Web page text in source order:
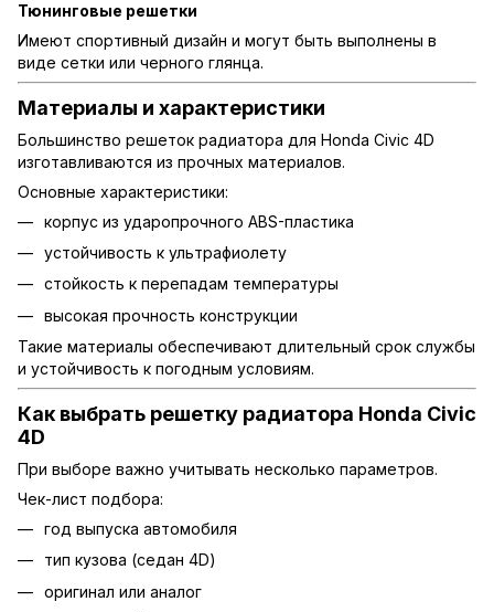
Тюнинговые решетки
Имеют спортивный дизайн и могут быть выполнены в
виде сетки или черного глянца.
Материалы и характеристики
Большинство решеток радиатора для Honda Civic 4D
изготавливаются из прочных материалов.
Основные характеристики:
корпус из ударопрочного ABS-пластика
устойчивость к ультрафиолету
стойкость к перепадам температуры
высокая прочность конструкции
Такие материалы обеспечивают длительный срок службы
и устойчивость к погодным условиям.
Как выбрать решетку радиатора Honda Civic
4D
При выборе важно учитывать несколько параметров.
Чек-лист подбора:
год выпуска автомобиля
тип кузова (седан 4D)
оригинал или аналог